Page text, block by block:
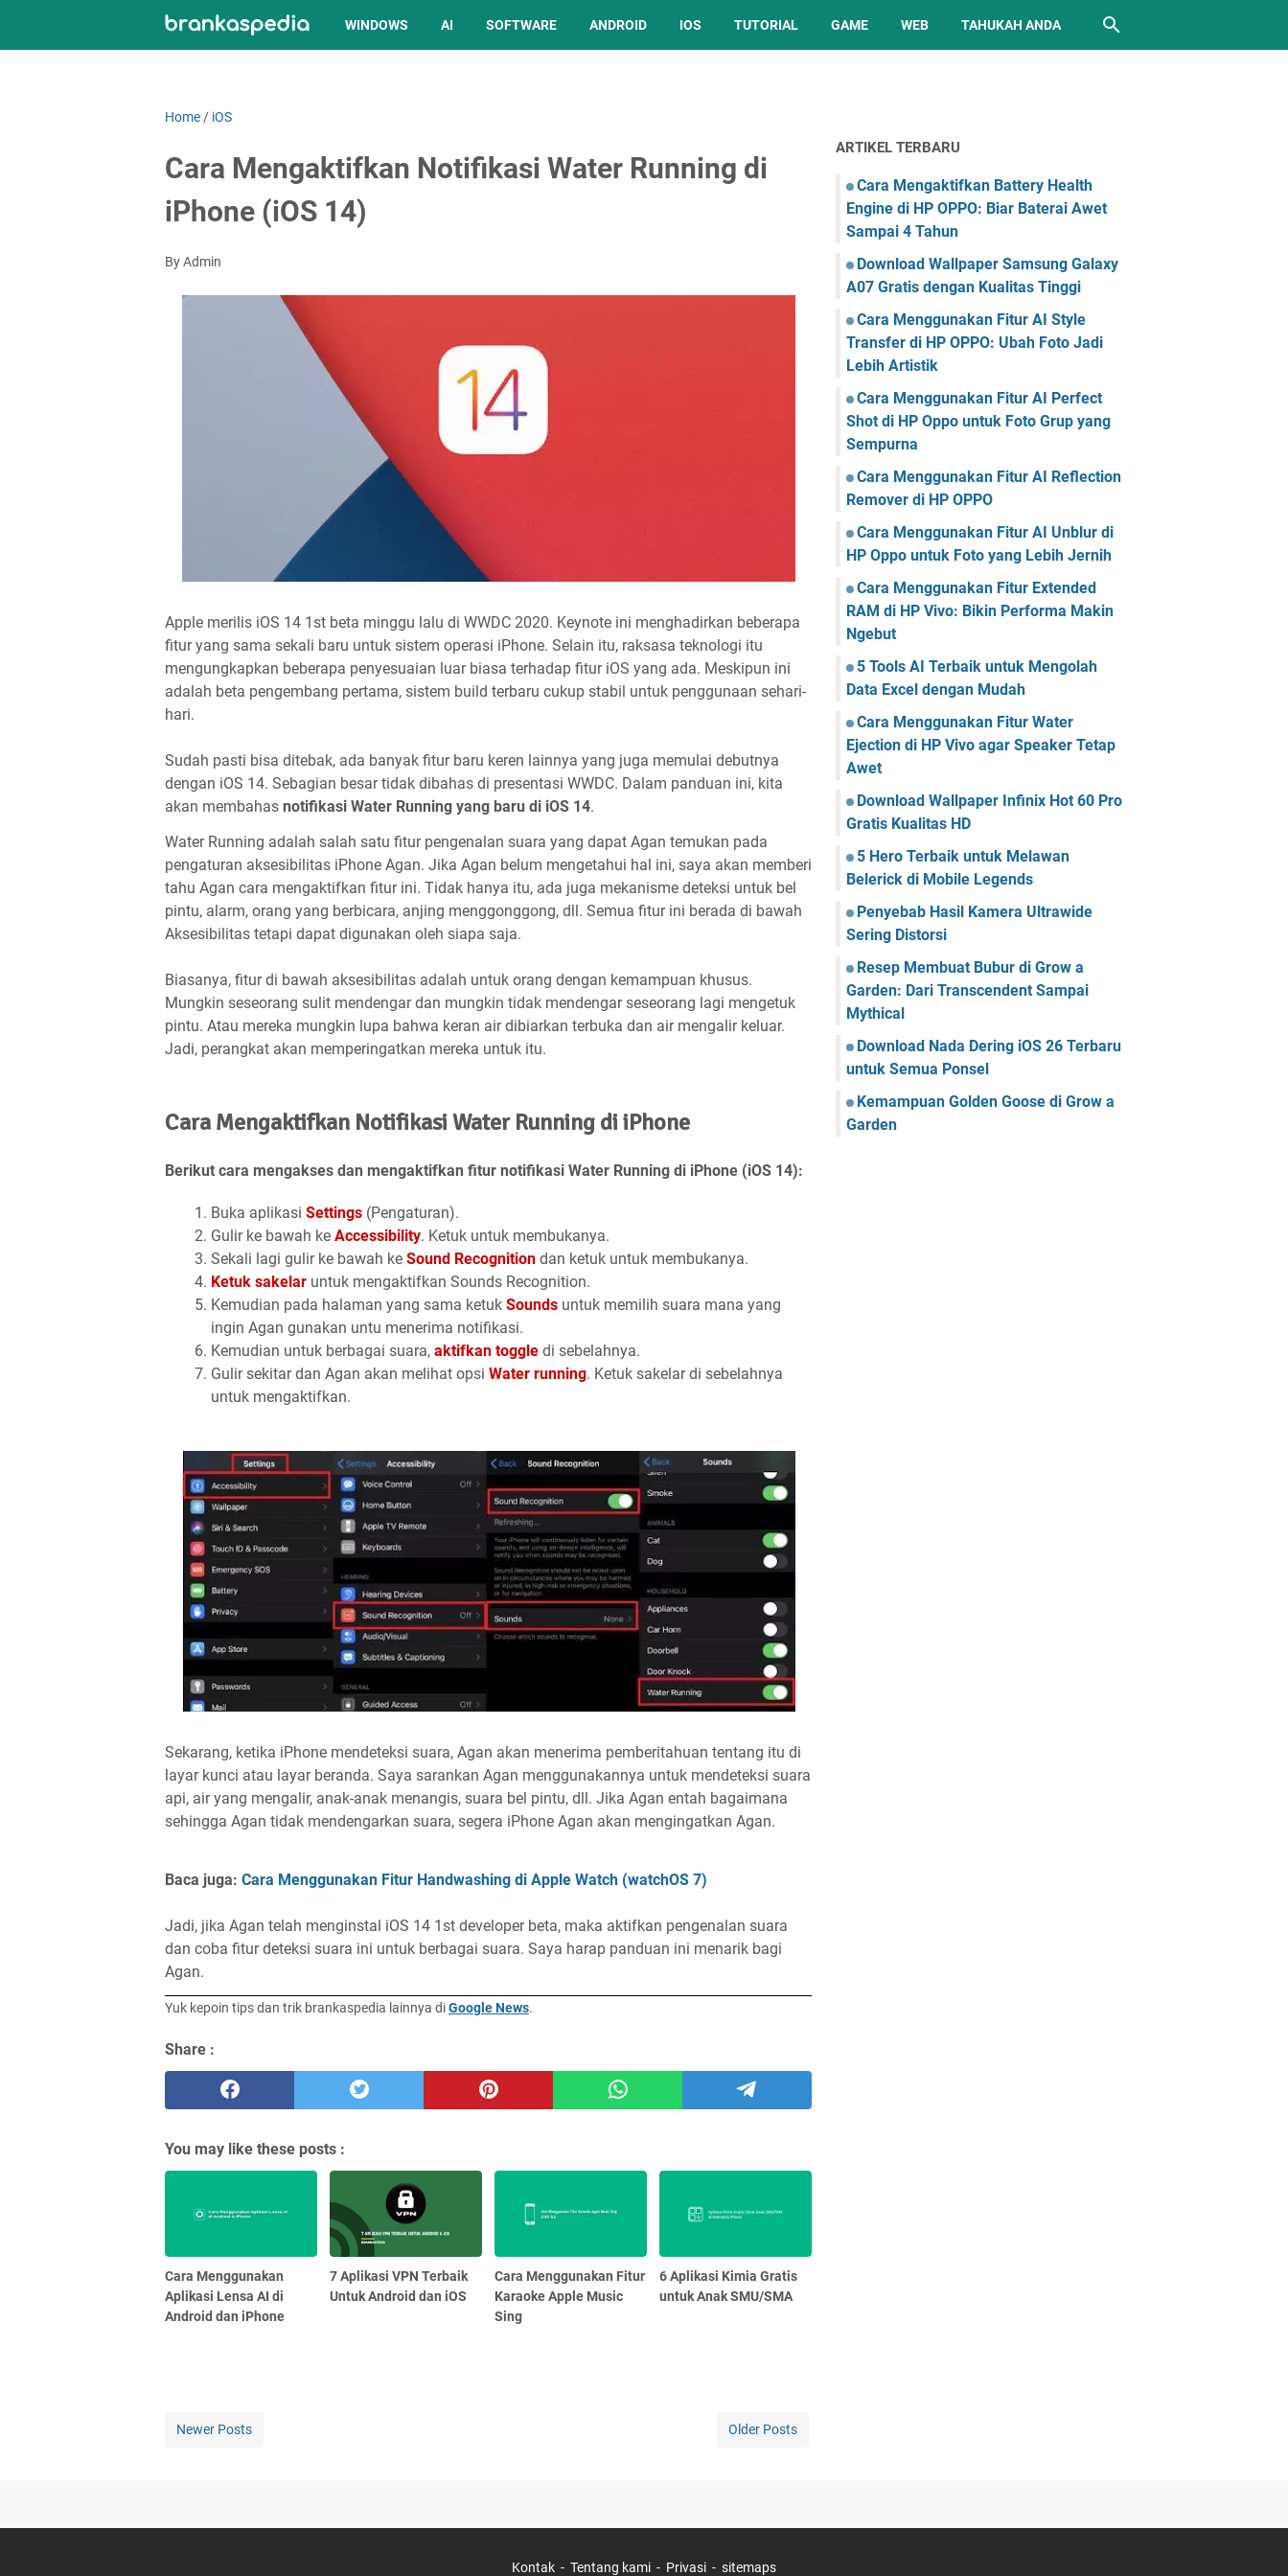
WINDOWS AI SOFTWARE ANDROID IOS TUTORIAL GAME WEB TAHUKAH ANDA
Home / iOS
Cara Mengaktifkan Notifikasi Water Running di
iPhone (iOS 14)
By Admin
Apple merilis iOS 14 1st beta minggu lalu di WWDC 2020. Keynote ini menghadirkan beberapa
fitur yang sama sekali baru untuk sistem operasi iPhone. Selain itu, raksasa teknologi itu
mengungkapkan beberapa penyesuaian luar biasa terhadap fitur iOS yang ada. Meskipun ini
adalah beta pengembang pertama, sistem build terbaru cukup stabil untuk penggunaan sehari-
hari.
Sudah pasti bisa ditebak, ada banyak fitur baru keren lainnya yang juga memulai debutnya
dengan iOS 14. Sebagian besar tidak dibahas di presentasi WWDC. Dalam panduan ini, kita
akan membahas notifikasi Water Running yang baru di iOS 14.
Water Running adalah salah satu fitur pengenalan suara yang dapat Agan temukan pada
pengaturan aksesibilitas iPhone Agan. Jika Agan belum mengetahui hal ini, saya akan memberi
tahu Agan cara mengaktifkan fitur ini. Tidak hanya itu, ada juga mekanisme deteksi untuk bel
pintu, alarm, orang yang berbicara, anjing menggonggong, dll. Semua fitur ini berada di bawah
Aksesibilitas tetapi dapat digunakan oleh siapa saja.
Biasanya, fitur di bawah aksesibilitas adalah untuk orang dengan kemampuan khusus.
Mungkin seseorang sulit mendengar dan mungkin tidak mendengar seseorang lagi mengetuk
pintu. Atau mereka mungkin lupa bahwa keran air dibiarkan terbuka dan air mengalir keluar.
Jadi, perangkat akan memperingatkan mereka untuk itu.
Cara Mengaktifkan Notifikasi Water Running di iPhone
Berikut cara mengakses dan mengaktifkan fitur notifikasi Water Running di iPhone (iOS 14):
Buka aplikasi Settings (Pengaturan).
Gulir ke bawah ke Accessibility. Ketuk untuk membukanya.
Sekali lagi gulir ke bawah ke Sound Recognition dan ketuk untuk membukanya.
Ketuk sakelar untuk mengaktifkan Sounds Recognition.
Kemudian pada halaman yang sama ketuk Sounds untuk memilih suara mana yang
ingin Agan gunakan untu menerima notifikasi.
Kemudian untuk berbagai suara, aktifkan toggle di sebelahnya.
Gulir sekitar dan Agan akan melihat opsi Water running. Ketuk sakelar di sebelahnya
untuk mengaktifkan.
Sekarang, ketika iPhone mendeteksi suara, Agan akan menerima pemberitahuan tentang itu di
layar kunci atau layar beranda. Saya sarankan Agan menggunakannya untuk mendeteksi suara
api, air yang mengalir, anak-anak menangis, suara bel pintu, dll. Jika Agan entah bagaimana
sehingga Agan tidak mendengarkan suara, segera iPhone Agan akan mengingatkan Agan.
Baca juga: Cara Menggunakan Fitur Handwashing di Apple Watch (watchOS 7)
Jadi, jika Agan telah menginstal iOS 14 1st developer beta, maka aktifkan pengenalan suara
dan coba fitur deteksi suara ini untuk berbagai suara. Saya harap panduan ini menarik bagi
Agan.
Yuk kepoin tips dan trik brankaspedia lainnya diGoogle News.
Share :
You may like these posts :
Cara Menggunakan
Aplikasi Lensa AI di
Android dan iPhone
7 Aplikasi VPN Terbaik
Untuk Android dan iOS
Cara Menggunakan Fitur
Karaoke Apple Music
Sing
6 Aplikasi Kimia Gratis
untuk Anak SMU/SMA
Newer Posts Older Posts
ARTIKEL TERBARU
Cara Mengaktifkan Battery Health
Engine di HP OPPO: Biar Baterai Awet
Sampai 4 Tahun
Download Wallpaper Samsung Galaxy
A07 Gratis dengan Kualitas Tinggi
Cara Menggunakan Fitur AI Style
Transfer di HP OPPO: Ubah Foto Jadi
Lebih Artistik
Cara Menggunakan Fitur AI Perfect
Shot di HP Oppo untuk Foto Grup yang
Sempurna
Cara Menggunakan Fitur AI Reflection
Remover di HP OPPO
Cara Menggunakan Fitur AI Unblur di
HP Oppo untuk Foto yang Lebih Jernih
Cara Menggunakan Fitur Extended
RAM di HP Vivo: Bikin Performa Makin
Ngebut
5 Tools AI Terbaik untuk Mengolah
Data Excel dengan Mudah
Cara Menggunakan Fitur Water
Ejection di HP Vivo agar Speaker Tetap
Awet
Download Wallpaper Infinix Hot 60 Pro
Gratis Kualitas HD
5 Hero Terbaik untuk Melawan
Belerick di Mobile Legends
Penyebab Hasil Kamera Ultrawide
Sering Distorsi
Resep Membuat Bubur di Grow a
Garden: Dari Transcendent Sampai
Mythical
Download Nada Dering iOS 26 Terbaru
untuk Semua Ponsel
Kemampuan Golden Goose di Grow a
Garden
Kontak Tentang kami Privasi sitemaps